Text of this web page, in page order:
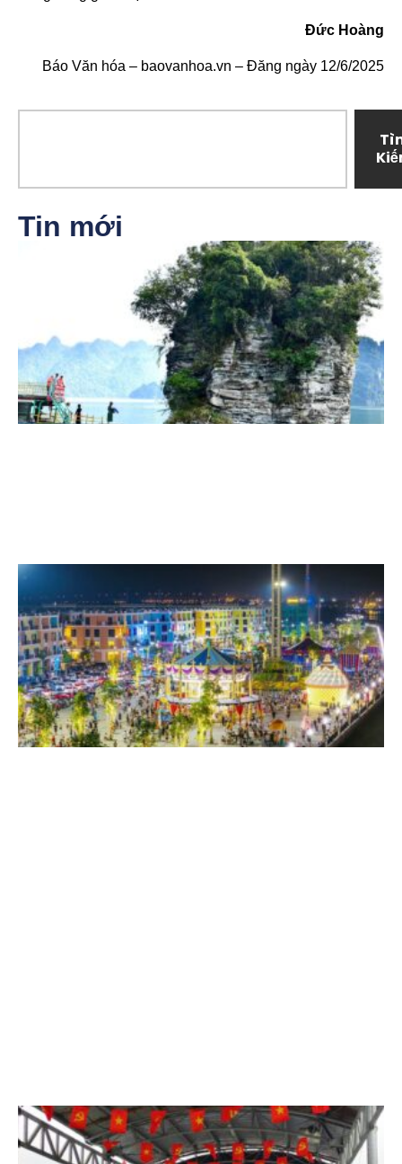
Đức Hoàng
Báo Văn hóa – baovanhoa.vn – Đăng ngày 12/6/2025
Tin mới